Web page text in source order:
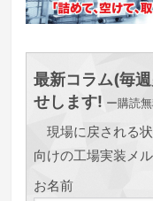
最新コラム(毎
せします! ー購読
現場に戻される
向けの工場実装メ
お名前